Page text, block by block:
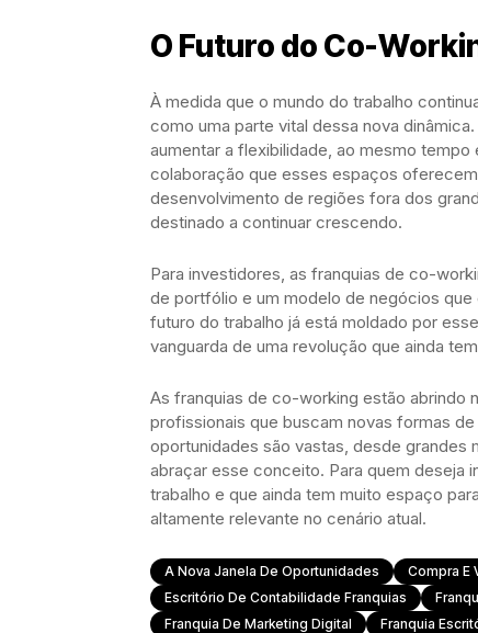
O Futuro do Co-
À medida que o mundo do trabalho
como uma parte vital dessa nova
aumentar a flexibilidade, ao mesmo
colaboração que esses espaços
desenvolvimento de regiões fora dos
destinado a continuar crescendo.
Para investidores, as franquias de co-
de portfólio e um modelo de negócios
futuro do trabalho já está moldado por
vanguarda de uma revolução que ainda
As franquias de co-working estão abrindo
profissionais que buscam novas formas
oportunidades são vastas, desde
abraçar esse conceito. Para quem deseja
trabalho e que ainda tem muito espaço
altamente relevante no cenário atual.
A Nova Janela De Oportunidades Compra E
Escritório De Contabilidade Franquias
Franquia De Marketing Digital
Franquia